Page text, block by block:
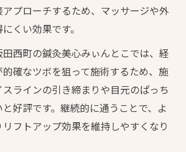
プローチするため、マッサージや外
くい効果です。
西町の鍼灸美心みぃんとこでは、経
確なツボを狙って施術するため、施
ラインの引き締まりや目元のぱっち
好評です。継続的に通うことで、よ
フトアップ効果を維持しやすくなり